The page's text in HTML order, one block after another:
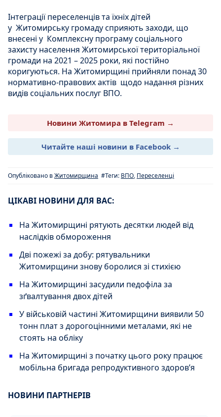
Інтеграції переселенців та їхніх дітей
у Житомирську громаду сприяють заходи, що
внесені у Комплексну програму соціального
захисту населення Житомирської територіальної
громади на 2021 – 2025 роки, які постійно
коригуються. На Житомирщині прийняли понад 30
нормативно-правових актів щодо надання різних
видів соціальних послуг ВПО.
Новини Житомира в Telegram →
Читайте наші новини в Facebook →
Опубліковано вЖитомирщина #Теги: ВПО, Переселенці
ЦІКАВІ НОВИНИ ДЛЯ ВАС:
На Житомирщині рятують десятки людей від
наслідків обмороження
Дві пожежі за добу: рятувальники
Житомирщини знову боролися зі стихією
На Житомирщині засудили педофіла за
зґвалтування двох дітей
У військовій частині Житомирщини виявили 50
тонн плат з дорогоцінними металами, які не
стоять на обліку
На Житомирщині з початку цього року працює
мобільна бригада репродуктивного здоров’я
НОВИНИ ПАРТНЕРІВ